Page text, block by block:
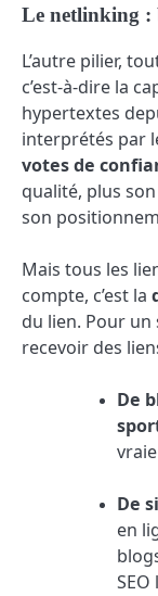
Le netlinking :
L’autre pilier,
c’est-à-dire la
hypertextes
interprétés par
votes de
qualité, plus
son
Mais tous les
compte, c’est la
du lien. Pour
recevoir des
De
De
en
SEO